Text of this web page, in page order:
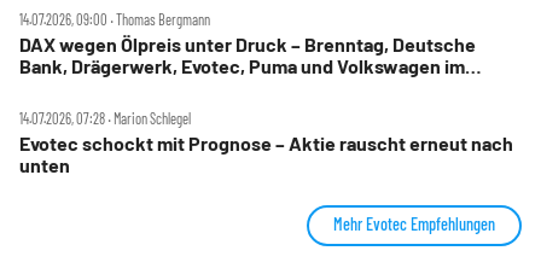
14.07.2026, 09:00 ‧ Thomas Bergmann
DAX wegen Ölpreis unter Druck – Brenntag, Deutsche
Bank, Drägerwerk, Evotec, Puma und Volkswagen im
14.07.2026, 07:28 ‧ Marion Schlegel
Evotec schockt mit Prognose – Aktie rauscht erneut nach
unten
Mehr Evotec Empfehlungen